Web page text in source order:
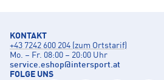
KONTAKT
+43 7242 600 204 (zum Ortstarif)
Mo. – Fr. 08:00 – 20:00 Uhr
service.eshop@intersport.at
FOLGE UNS